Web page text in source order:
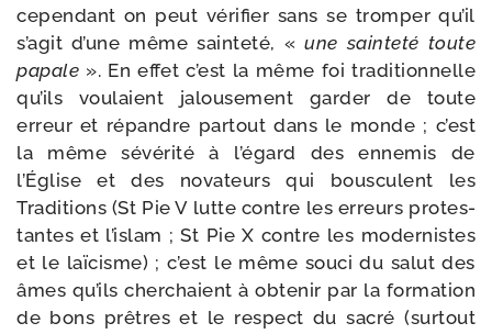
cepen­dant on peut véri­fier sans se trom­per qu’il
s’a­git d’une même sain­te­té, «une sain­te­té toute
papale ». En effet c’est la même foi tra­di­tion­nelle
qu’ils vou­laient jalou­se­ment gar­der de toute
erreur et répandre par­tout dans le monde ; c’est
la même sévé­ri­té à l’é­gard des enne­mis de
l’Église et des nova­teurs qui bous­culent les
Traditions (St Pie V lutte contre les erreurs pro­tes­
tantes et l’is­lam ; St Pie X contre les moder­nistes
et le laï­cisme) ; c’est le même sou­ci du salut des
âmes qu’ils cher­chaient à obte­nir par la for­ma­tion
de bons prêtres et le res­pect du sacré (sur­tout